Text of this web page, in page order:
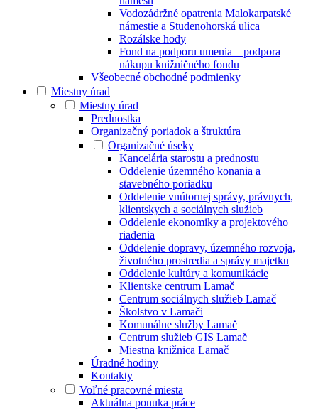
Vodozádržné opatrenia Malokarpatské
námestie a Studenohorská ulica
Rozálske hody
Fond na podporu umenia – podpora
nákupu knižničného fondu
Všeobecné obchodné podmienky
Miestny úrad
Miestny úrad
Prednostka
Organizačný poriadok a štruktúra
Organizačné úseky
Kancelária starostu a prednostu
Oddelenie územného konania a
stavebného poriadku
Oddelenie vnútornej správy, právnych,
klientskych a sociálnych služieb
Oddelenie ekonomiky a projektového
riadenia
Oddelenie dopravy, územného rozvoja,
životného prostredia a správy majetku
Oddelenie kultúry a komunikácie
Klientske centrum Lamač
Centrum sociálnych služieb Lamač
Školstvo v Lamači
Komunálne služby Lamač
Centrum služieb GIS Lamač
Miestna knižnica Lamač
Úradné hodiny
Kontakty
Voľné pracovné miesta
Aktuálna ponuka práce